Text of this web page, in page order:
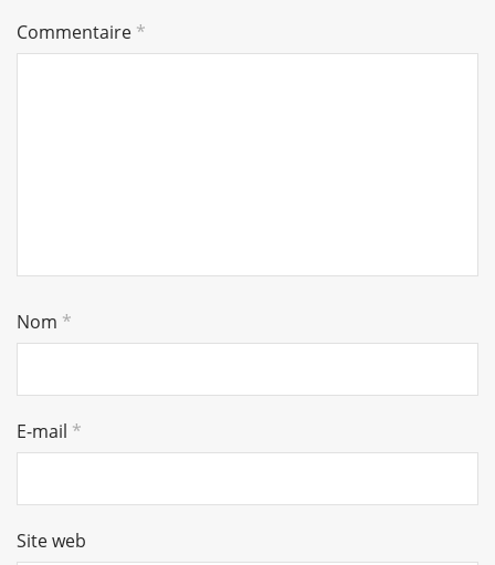
Commentaire *
Nom *
E-mail *
Site web